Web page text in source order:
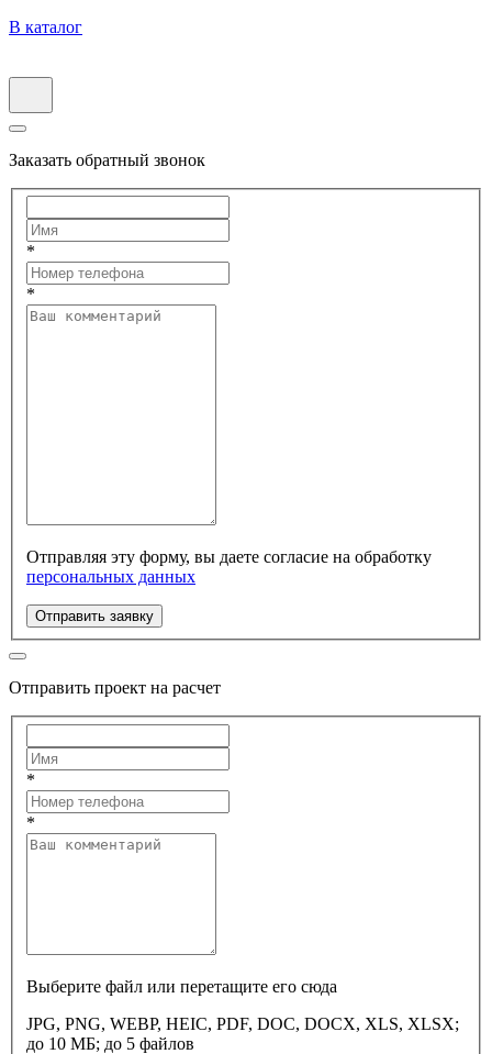
В каталог
Заказать обратный звонок
*
*
Отправляя эту форму, вы даете согласие на обработку
персональных данных
Отправить заявку
Отправить проект на расчет
*
*
Выберите файл или перетащите его сюда
JPG, PNG, WEBP, HEIC, PDF, DOC, DOCX, XLS, XLSX;
до 10 МБ; до 5 файлов